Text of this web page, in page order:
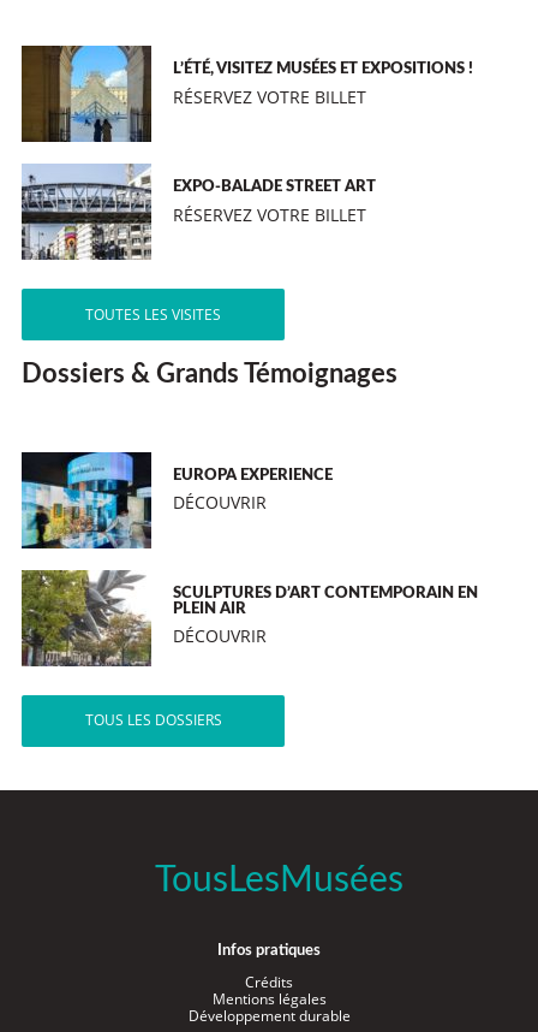
L’ÉTÉ, VISITEZ MUSÉES ET EXPOSITIONS !
RÉSERVEZ VOTRE BILLET
EXPO-BALADE STREET ART
RÉSERVEZ VOTRE BILLET
TOUTES LES VISITES
Dossiers & Grands Témoignages
EUROPA EXPERIENCE
DÉCOUVRIR
SCULPTURES D’ART CONTEMPORAIN EN
PLEIN AIR
DÉCOUVRIR
TOUS LES DOSSIERS
TousLesMusées
Infos pratiques
Crédits
Mentions légales
Développement durable